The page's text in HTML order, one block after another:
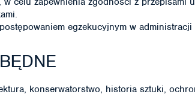
egzekucyjnym w administracji
konserwatorstwo, historia sztuki,